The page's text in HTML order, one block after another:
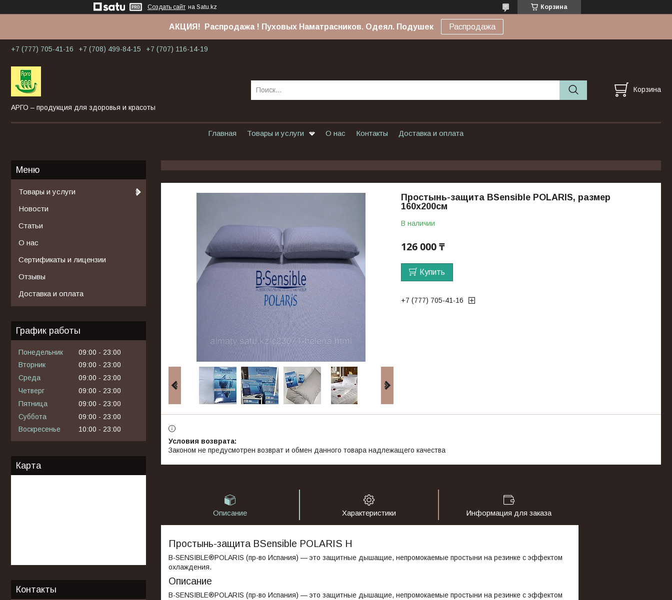
Создать сайт на Satu.kz Корзина
АКЦИЯ! Распродажа ! Пуховых Наматрасников. Одеял. Подушек Распродажа
+7 (777) 705-41-16 +7 (708) 499-84-15 +7 (707) 116-14-19
АРГО – продукция для здоровья и красоты
Корзина
Главная Товары и услуги О нас Контакты Доставка и оплата
Простынь-защита BSensible POLARIS, размер
160х200см
В наличии
126 000 ₸
Купить
+7 (777) 705-41-16
Законом не предусмотрен возврат и обмен данного товара надлежащего качества
Описание Характеристики Информация для заказа
Простынь-защита BSensible POLARIS H
B-SENSIBLE®POLARIS (пр-во Испания) — это защитные дышащие, непромокаемые простыни на резинке с эффектом
охлаждения.
Описание
B-SENSIBLE®POLARIS (пр-во Испания) — это защитные дышащие, непромокаемые простыни на резинке с эффектом
Товары и услуги
Новости
Статьи
О нас
Сертификаты и лицензии
Отзывы
Доставка и оплата
График работы
Понедельник 09:00
23:00
Вторник
09:00
23:00
Среда
09:00
23:00
Четверг
09:00
23:00
Пятница
09:00
23:00
Суббота
09:00
23:00
Воскресенье
10:00 23:00
Карта
Контакты